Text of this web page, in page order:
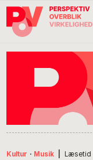
Gå
direkte
Skip
indhold
Gå
direkte
Kultur · Musik Læsetid